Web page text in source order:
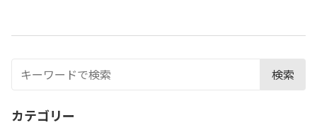
検索
カテゴリー